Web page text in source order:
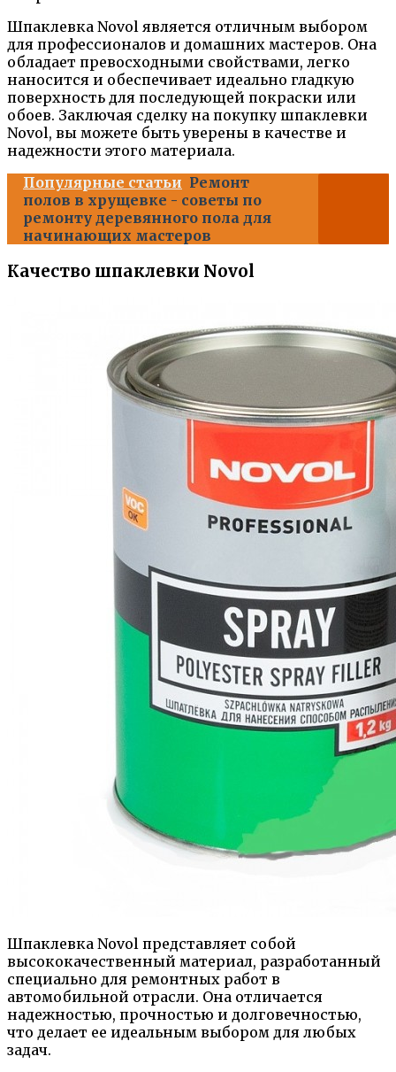
Шпаклевка Novol является отличным выбором
для профессионалов и домашних мастеров. Она
обладает превосходными свойствами, легко
наносится и обеспечивает идеально гладкую
поверхность для последующей покраски или
обоев. Заключая сделку на покупку шпаклевки
Novol, вы можете быть уверены в качестве и
надежности этого материала.
Популярные статьи Ремонт
полов в хрущевке - советы по
ремонту деревянного пола для
начинающих мастеров
Качество шпаклевки Novol
Шпаклевка Novol представляет собой
высококачественный материал, разработанный
специально для ремонтных работ в
автомобильной отрасли. Она отличается
надежностью, прочностью и долговечностью,
что делает ее идеальным выбором для любых
задач.